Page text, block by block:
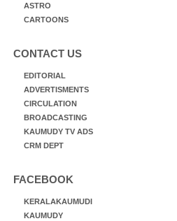
ASTRO
CARTOONS
CONTACT US
EDITORIAL
ADVERTISMENTS
CIRCULATION
BROADCASTING
KAUMUDY TV ADS
CRM DEPT
FACEBOOK
KERALAKAUMUDI
KAUMUDY